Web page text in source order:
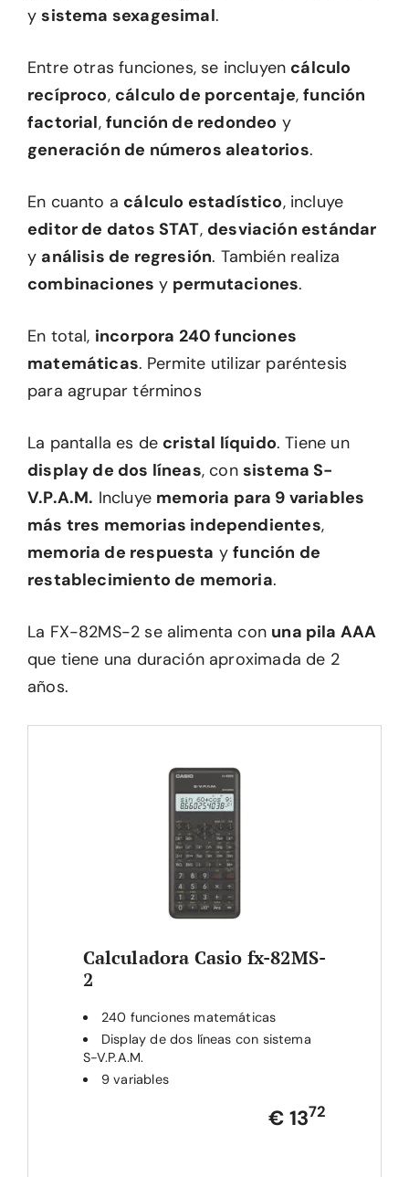
ysistema sexagesimal.
Entre otras funciones, se incluyen cálculo
recíproco, cálculo de porcentaje,función
factorial, función de redondeo y
generación de números aleatorios.
En cuanto a cálculo estadístico, incluye
editor de datos STAT, desviación estándar
y análisis de regresión. También realiza
combinaciones y permutaciones.
En total, incorpora 240 funciones
matemáticas. Permite utilizar paréntesis
para agrupar términos
La pantalla es de cristal líquido. Tiene un
display de dos líneas, con sistema S-
V.P.A.M. Incluye memoria para 9 variables
más tres memorias independientes,
memoria de respuesta yfunción de
restablecimiento de memoria.
La FX-82MS-2 se alimenta con una pila AAA
que tiene una duración aproximada de 2
años.
Calculadora Casio fx-82MS-
2
240 funciones matemáticas
Display de dos líneas con sistema
S-V.P.A.M.
9 variables
€ 1372